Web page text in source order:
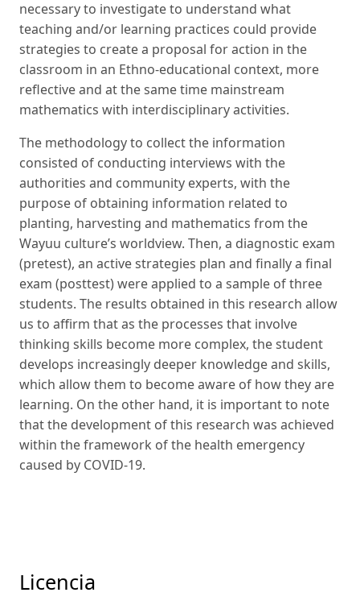
necessary to investigate to understand what
teaching and/or learning practices could provide
strategies to create a proposal for action in the
classroom in an Ethno-educational context, more
reflective and at the same time mainstream
mathematics with interdisciplinary activities.
The methodology to collect the information
consisted of conducting interviews with the
authorities and community experts, with the
purpose of obtaining information related to
planting, harvesting and mathematics from the
Wayuu culture’s worldview. Then, a diagnostic exam
(pretest), an active strategies plan and finally a final
exam (posttest) were applied to a sample of three
students. The results obtained in this research allow
us to affirm that as the processes that involve
thinking skills become more complex, the student
develops increasingly deeper knowledge and skills,
which allow them to become aware of how they are
learning. On the other hand, it is important to note
that the development of this research was achieved
within the framework of the health emergency
caused by COVID-19.
Licencia